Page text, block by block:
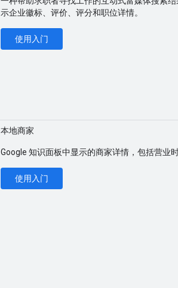
示企业徽标、评价、评分和职位详情。
使用入门
本地商家
Google 知识面板中显示的商家详情，包括营业
使用入门